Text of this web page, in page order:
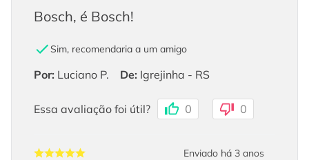
Bosch, é Bosch!
Sim, recomendaria a um amigo
Por: Luciano P. De: Igrejinha - RS
Essa avaliação foi útil? 0 0
Enviado há 3 anos